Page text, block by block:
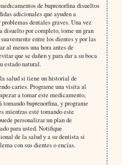
de buprenorfina disueltos
adicionales que ayuden a
dentales graves. Una vez
disuelto por completo, tome un gran
entre los dientes y por las
al menos una hora antes de
que se dañen y para dar a su boca
estado natural.
salud si tiene un historial de
caries. Programe una visita al
a tomar este medicamento,
buprenorfina, y programe
mientras esté tomando este
personalizar un plan de
para usted. Notifique
de la salud y a su dentista si
con sus dientes o encías.